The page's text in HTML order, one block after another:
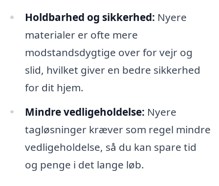
Holdbarhed og sikkerhed: Nyere
materialer er ofte mere
modstandsdygtige over for vejr og
slid, hvilket giver en bedre sikkerhed
for dit hjem.
Mindre vedligeholdelse: Nyere
tagløsninger kræver som regel mindre
vedligeholdelse, så du kan spare tid
og penge i det lange løb.